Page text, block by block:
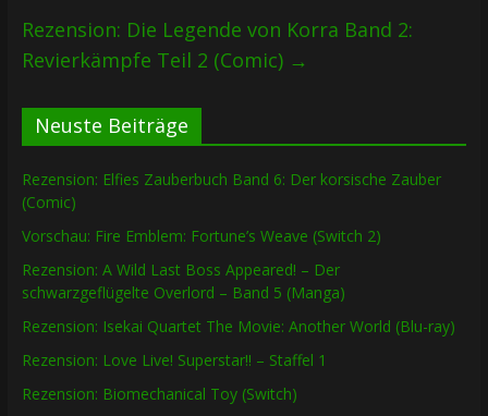
Rezension: Die Legende von Korra Band 2:
Revierkämpfe Teil 2 (Comic) →
Neuste Beiträge
Rezension: Elfies Zauberbuch Band 6: Der korsische Zauber
(Comic)
Vorschau: Fire Emblem: Fortune’s Weave (Switch 2)
Rezension: A Wild Last Boss Appeared! – Der
schwarzgeflügelte Overlord – Band 5 (Manga)
Rezension: Isekai Quartet The Movie: Another World (Blu-ray)
Rezension: Love Live! Superstar!! – Staffel 1
Rezension: Biomechanical Toy (Switch)